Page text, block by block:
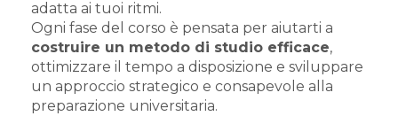
adatta ai tuoi ritmi.
Ogni fase del corso è pensata per aiutarti a
costruire un metodo di studio efficace,
ottimizzare il tempo a disposizione e sviluppare
un approccio strategico e consapevole alla
preparazione universitaria.